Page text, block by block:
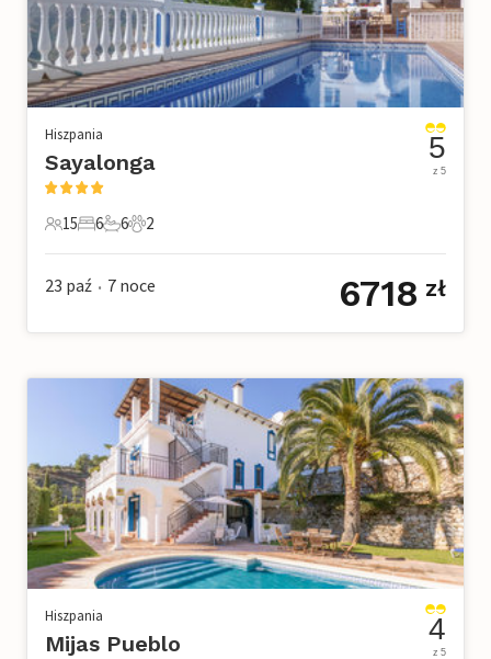
Hiszpania
Sayalonga
15 Goście
15
6 Sypialnie
6
6 Łazienki
6
2 Zwierzęta domowe
2
5
z 5
23 paź • 7 noce 6718 zł
Hiszpania
Mijas Pueblo 4
z 5